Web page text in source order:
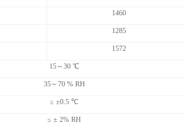
1460
1285
1572
15～30 ℃
35～70 % RH
≤ ±0.5 ℃
≤ ± 2% RH